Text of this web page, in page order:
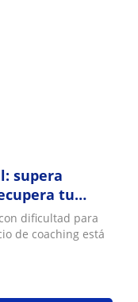
supera
tu
dificultad para
de coaching está